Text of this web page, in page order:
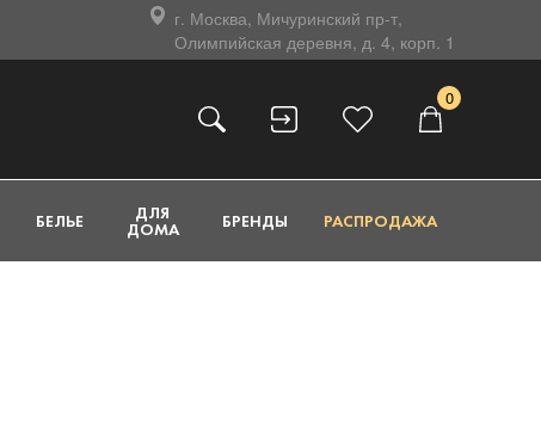
г. Москва, Мичуринский пр-т,
Олимпийская деревня, д. 4, корп. 1
0
БЕЛЬЕ ДЛЯ
ДОМА БРЕНДЫ РАСПРОДАЖА